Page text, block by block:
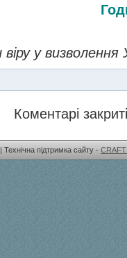
у визволення
Коментарі
| Технічна підтримка сайту -